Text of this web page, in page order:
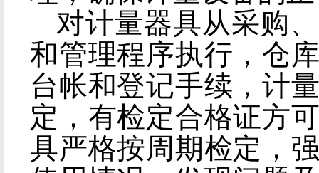
对计量器具从采购
和管理程序执行，仓
台帐和登记手续，计
定，有检定合格证方
具严格按周期检定，